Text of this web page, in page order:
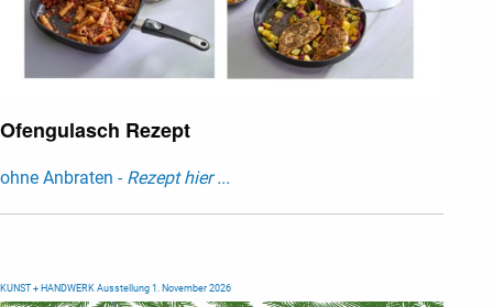
Ofengulasch Rezept
ohne Anbraten - Rezept hier ...
KUNST + HANDWERK Ausstellung 1. November 2026